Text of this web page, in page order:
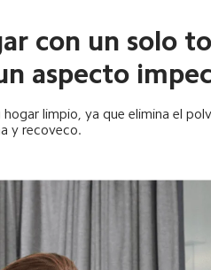
con un solo
aspecto
limpio, ya que elimina el
y recoveco.